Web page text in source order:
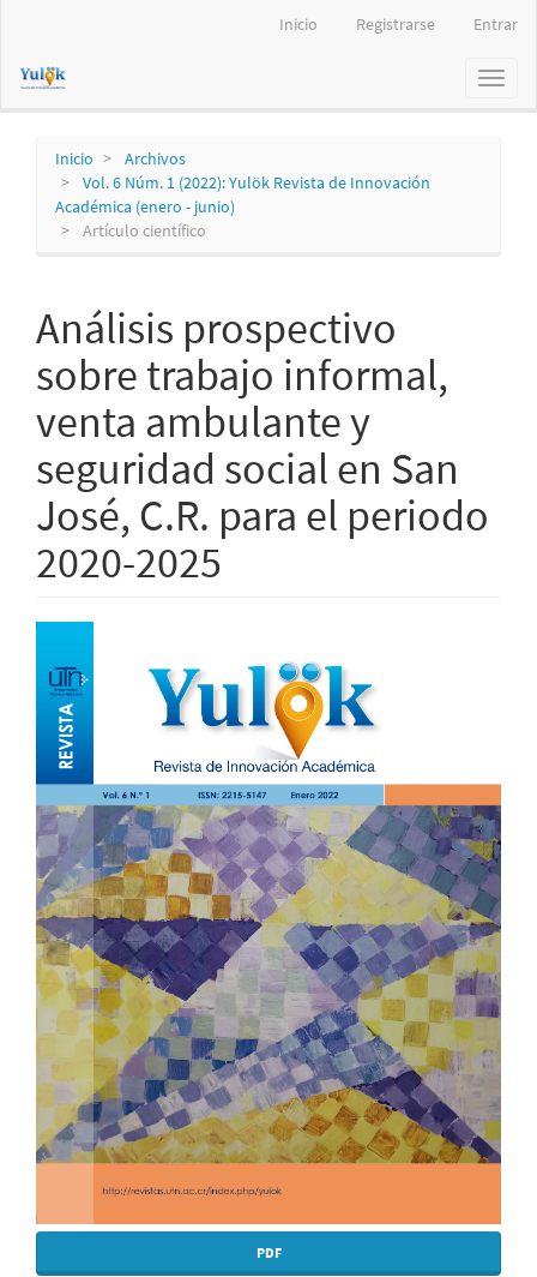
principal
Inicio Registrarse Entrar
Toggle
Inicio
Archivos
Vol. 6 Núm. 1 (2022): Yulök Revista de Innovación
Académica (enero - junio)
Artículo científico
Análisis prospectivo
sobre trabajo informal,
venta ambulante y
seguridad social en San
José, C.R. para el periodo
2020-2025
Barra
lateral
del
artículo
PDF